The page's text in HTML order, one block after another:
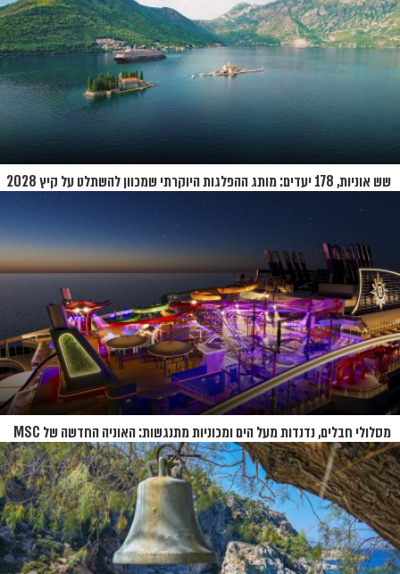
שש אוניות, 178 יעדים: מותג ההפלגות היוקרתי שמכוון להשתלט על קיץ 2028
מסלולי חבלים, נדנדות מעל הים ומכוניות מתנגשות: האוניה החדשה של MSC
נחשפת